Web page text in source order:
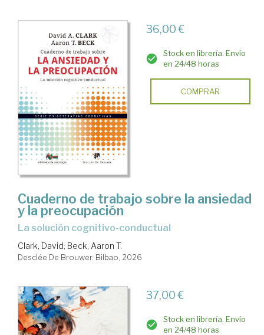
36,00 €
Stock en librería. Envío
en 24/48 horas
COMPRAR
Cuaderno de trabajo sobre la ansiedad
y la preocupación
La solución cognitivo-conductual
Clark, David; Beck, Aaron T.
Desclée De Brouwer. Bilbao, 2026
37,00 €
Stock en librería. Envío
en 24/48 horas